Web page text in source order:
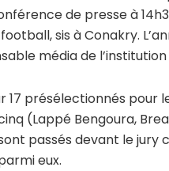
de presse à
sis à Conakry.
média de
17 présélectionnés pour
(Lappé Bengoura,
passés devant le jury
eux.